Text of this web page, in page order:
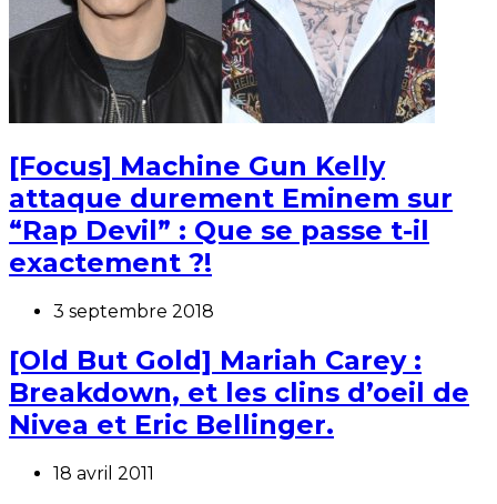
[Focus] Machine Gun Kelly
attaque durement Eminem sur
“Rap Devil” : Que se passe t-il
exactement ?!
3 septembre 2018
[Old But Gold] Mariah Carey :
Breakdown, et les clins d’oeil de
Nivea et Eric Bellinger.
18 avril 2011